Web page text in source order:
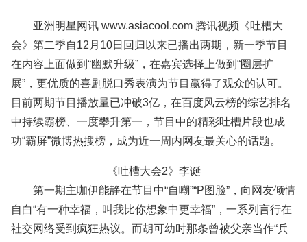
亚洲明星网讯 www.asiacool.com 腾讯视频《吐槽大
会》第二季自12月10日回归以来已播出两期，新一季节目
在内容上面做到“幽默升级”，在嘉宾选择上做到“圈层扩
展”，更优质的喜剧脱口秀表演为节目赢得了观众的认可。
目前两期节目播放量已冲破3亿，在百度风云榜的综艺排名
中持续霸榜、一度攀升第一，节目中的精彩吐槽片段也成
功“霸屏”微博热搜榜，成为近一周内网友最关心的话题。
《吐槽大会2》李诞
第一期主咖伊能静在节目中“自嘲”“P图脸”，向网友倾情
自白“有一种幸福，叫我比你想象中更幸福”，一系列言行在
社交网络受到疯狂热议。而胡可幼时那条曾被父亲当作“兵